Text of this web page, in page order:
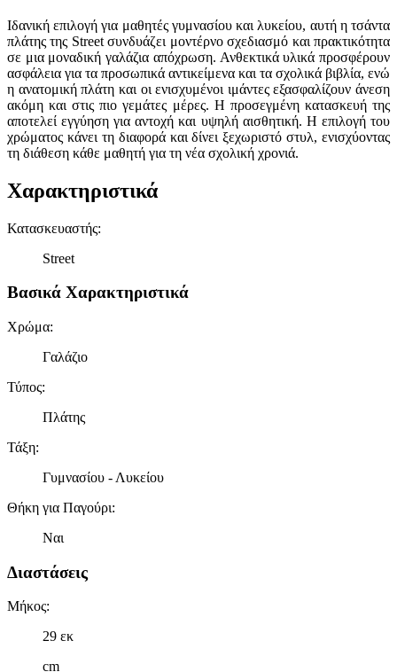
Ιδανική επιλογή για μαθητές γυμνασίου και λυκείου, αυτή η τσάντα
πλάτης της Street συνδυάζει μοντέρνο σχεδιασμό και πρακτικότητα
σε μια μοναδική γαλάζια απόχρωση. Ανθεκτικά υλικά προσφέρουν
ασφάλεια για τα προσωπικά αντικείμενα και τα σχολικά βιβλία, ενώ
η ανατομική πλάτη και οι ενισχυμένοι ιμάντες εξασφαλίζουν άνεση
ακόμη και στις πιο γεμάτες μέρες. Η προσεγμένη κατασκευή της
αποτελεί εγγύηση για αντοχή και υψηλή αισθητική. Η επιλογή του
χρώματος κάνει τη διαφορά και δίνει ξεχωριστό στυλ, ενισχύοντας
τη διάθεση κάθε μαθητή για τη νέα σχολική χρονιά.
Χαρακτηριστικά
Κατασκευαστής:
Street
Βασικά Χαρακτηριστικά
Χρώμα:
Γαλάζιο
Τύπος:
Πλάτης
Τάξη:
Γυμνασίου - Λυκείου
Θήκη για Παγούρι:
Ναι
Διαστάσεις
Μήκος:
29 εκ
cm